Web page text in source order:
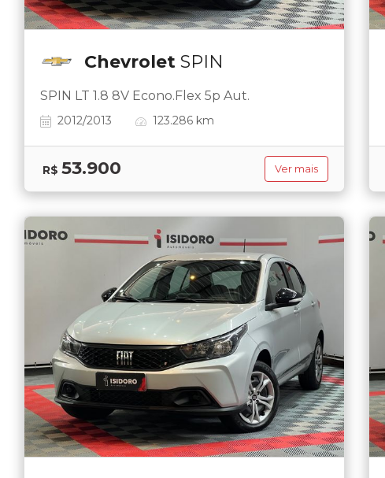
Chevrolet SPIN
SPIN LT 1.8 8V Econo.Flex 5p Aut.
2012/2013 123.286 km
R$ 53.900 Ver mais